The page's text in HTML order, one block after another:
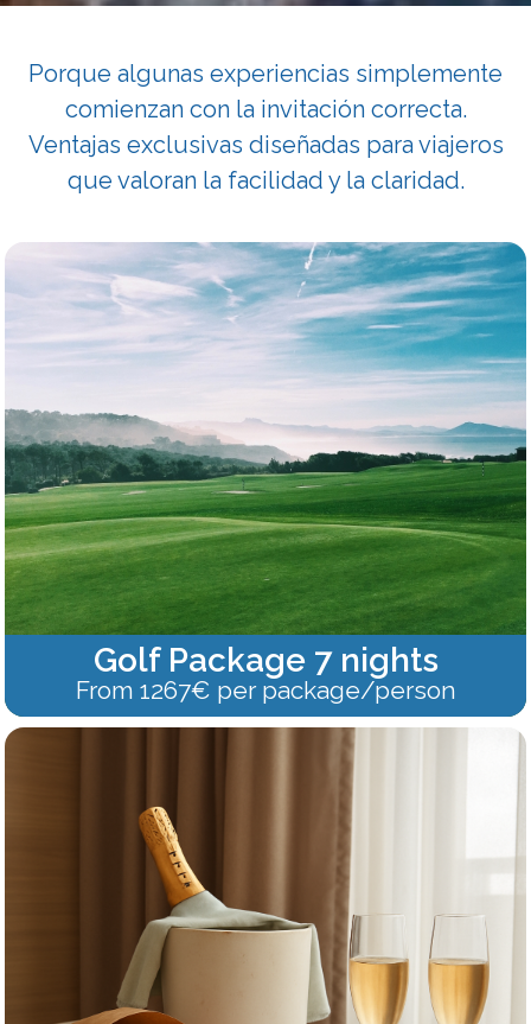
Porque algunas experiencias simplemente
comienzan con la invitación correcta.
Ventajas exclusivas diseñadas para viajeros
que valoran la facilidad y la claridad.
Golf Package 7 nights
From 1267€ per package/person